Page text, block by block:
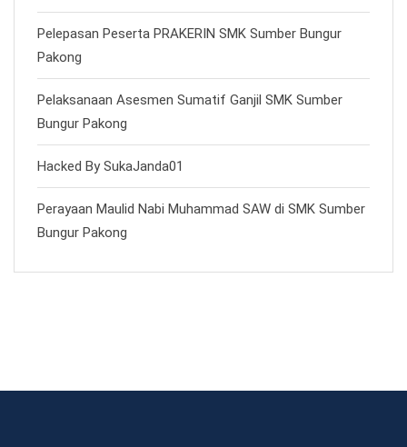
Pelepasan Peserta PRAKERIN SMK Sumber Bungur
Pakong
Pelaksanaan Asesmen Sumatif Ganjil SMK Sumber
Bungur Pakong
Hacked By SukaJanda01
Perayaan Maulid Nabi Muhammad SAW di SMK Sumber
Bungur Pakong